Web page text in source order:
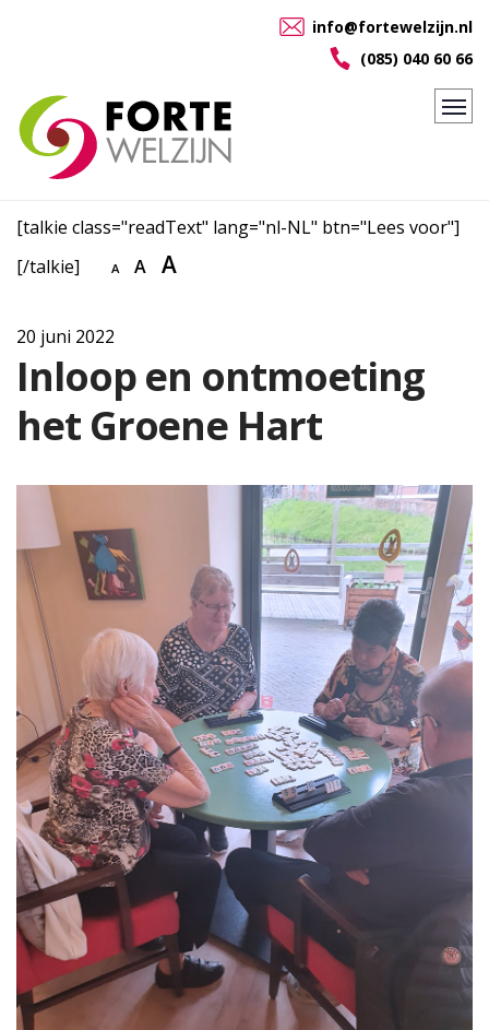
info@fortewelzijn.nl
(085) 040 60 66
[talkie class="readText" lang="nl-NL" btn="Lees voor"]
[/talkie]
A A A
20 juni 2022
Inloop en ontmoeting
het Groene Hart